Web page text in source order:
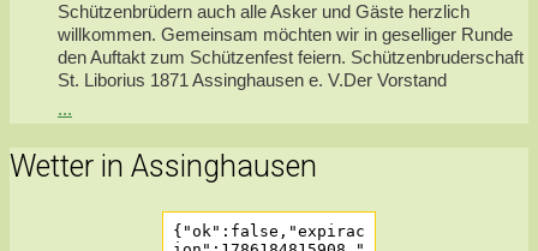
Schützenbrüdern auch alle Asker und Gäste herzlich
willkommen. Gemeinsam möchten wir in geselliger Runde
den Auftakt zum Schützenfest feiern. Schützenbruderschaft
St. Liborius 1871 Assinghausen e. V.Der Vorstand
...
Wetter in Assinghausen